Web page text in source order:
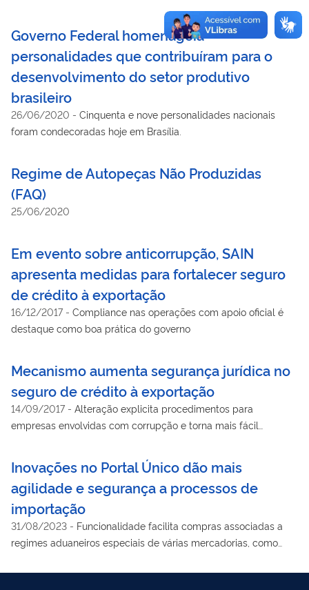
Governo Federal homenageia
personalidades que contribuíram para o
desenvolvimento do setor produtivo
brasileiro
26/06/2020 - Cinquenta e nove personalidades nacionais
foram condecoradas hoje em Brasília.
Regime de Autopeças Não Produzidas
(FAQ)
25/06/2020
Em evento sobre anticorrupção, SAIN
apresenta medidas para fortalecer seguro
de crédito à exportação
16/12/2017 - Compliance nas operações com apoio oficial é
destaque como boa prática do governo
Mecanismo aumenta segurança jurídica no
seguro de crédito à exportação
14/09/2017 - Alteração explicita procedimentos para
empresas envolvidas com corrupção e torna mais fácil
Inovações no Portal Único dão mais
agilidade e segurança a processos de
importação
31/08/2023 - Funcionalidade facilita compras associadas a
regimes aduaneiros especiais de várias mercadorias, como